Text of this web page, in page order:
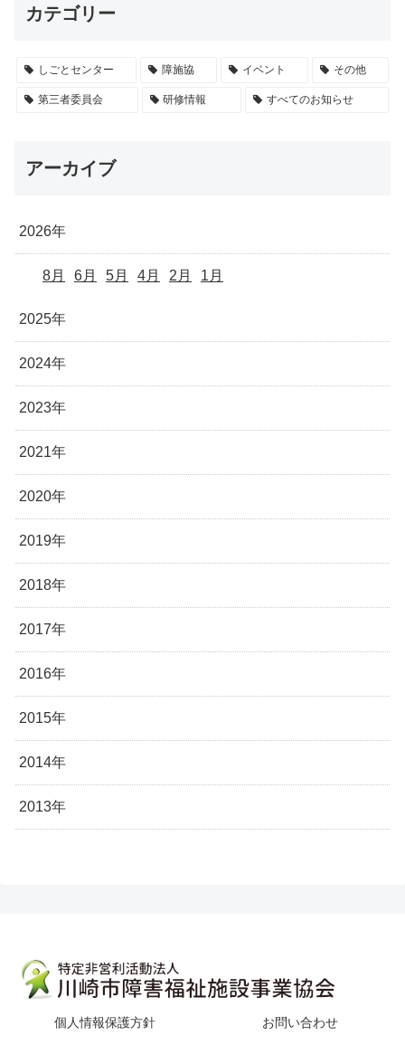
カテゴリー
しごとセンター 障施協 イベント その他
第三者委員会 研修情報 すべてのお知らせ
アーカイブ
2026年
8月 6月 5月 4月 2月 1月
2025年
2024年
2023年
2021年
2020年
2019年
2018年
2017年
2016年
2015年
2014年
2013年
個人情報保護方針 お問い合わせ